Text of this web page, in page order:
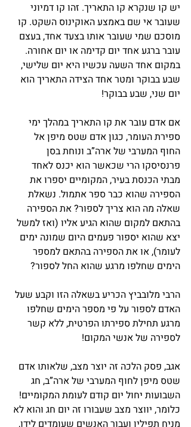
יש קו שנקרא קו התאריך. זהו קו דמיוני
שעובר אי שם באמצע האוקינוס השקט. קו
מוסכם שמי שעובר אותו בצעד אחד, בעצם
עובר ברגע אחד יום קדימה או יום אחורה.
במקום אחד השעה עכשיו היא יום שלישי,
שבע בבוקר ומטר אחד הצידה התאריך הוא
יום שני, שבע בבוקר!
אם אדם עובר את קו התאריך במהלך ימי
ספירת העומר, כגון אדם שטס מיפן אל
החוף המערבי של ארה”ב ונוחת בסן
פרנסיסקו הרי שכאשר הוא יכנס לאחד
מבתי הכנסת בעיר, המקומיים יספרו את
הספירה שהוא כבר ספר אתמול. נשאלת
שאלה מה הוא צריך לספור? את הספירה
בהתאם למקום שהוא הגיע אליו (ואז למשל
יצא שהוא יספור פעמים היום שמונה ימים
לעומר), או את הספירה בהתאם למספר
הימים שחלפו מרגע שהוא החל לספור?
הרבי מלובביץ הכריע בשאלה הזו וקבע שעל
האדם לספור על פי מספר הימים שחלפו
מרגע תחילת ספירתו הפרטית, ללא קשר
לספירה של אנשי המקום!
אגב, פסק הלכה זה יוצר מצב, שלאותו אדם
שטס מיפן לחוף המערבי של ארה”ב, חג
השבועות יחול יום קודם לעומת המקומיים!
כלומר, יווצר מצב שעבורו זה יום חג והוא לא
מניח תפילין ועבור האנשים שעומדים לידו,